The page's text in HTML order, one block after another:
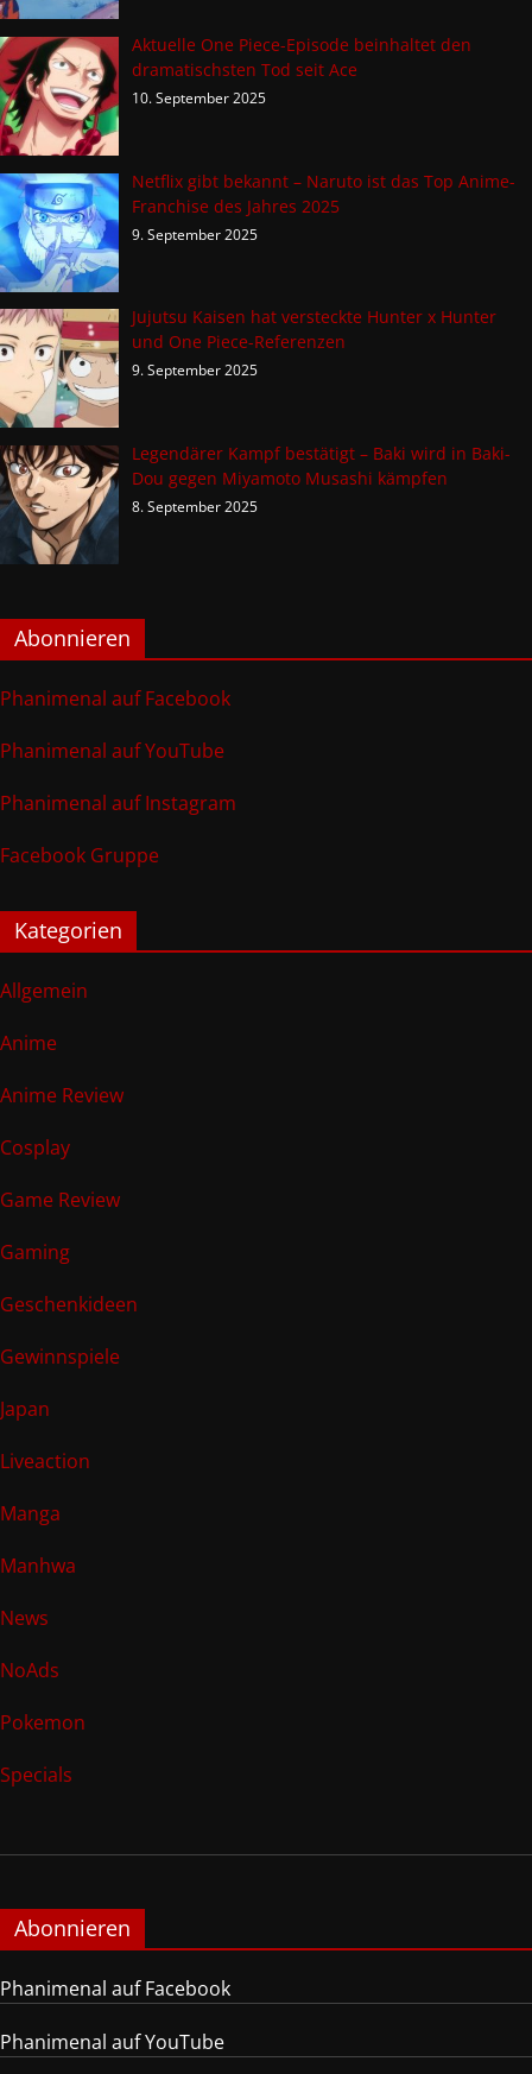
Aktuelle One Piece-Episode beinhaltet den
dramatischsten Tod seit Ace
10. September 2025
Netflix gibt bekannt – Naruto ist das Top Anime-
Franchise des Jahres 2025
9. September 2025
Jujutsu Kaisen hat versteckte Hunter x Hunter
und One Piece-Referenzen
9. September 2025
Legendärer Kampf bestätigt – Baki wird in Baki-
Dou gegen Miyamoto Musashi kämpfen
8. September 2025
Abonnieren
Phanimenal auf Facebook
Phanimenal auf YouTube
Phanimenal auf Instagram
Facebook Gruppe
Kategorien
Allgemein
Anime
Anime Review
Cosplay
Game Review
Gaming
Geschenkideen
Gewinnspiele
Japan
Liveaction
Manga
Manhwa
News
NoAds
Pokemon
Specials
Abonnieren
Phanimenal auf Facebook
Phanimenal auf YouTube